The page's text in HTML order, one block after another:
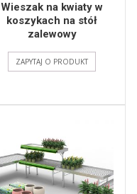
Wieszak na kwiaty w
koszykach na stół
zalewowy
ZAPYTAJ O PRODUKT